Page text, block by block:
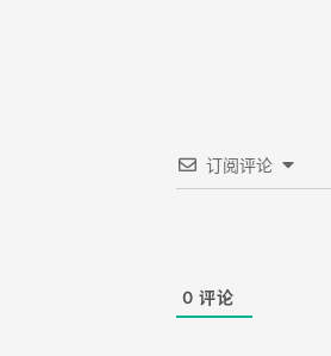
订阅评论
0 评论